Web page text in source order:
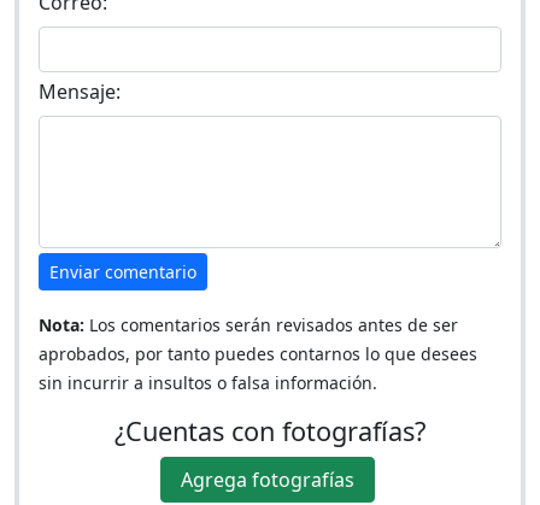
Mensaje:
Enviar comentario
Nota: Los comentarios serán revisados antes de ser
aprobados, por tanto puedes contarnos lo que desees
sin incurrir a insultos o falsa información.
¿Cuentas con fotografías?
Agrega fotografías